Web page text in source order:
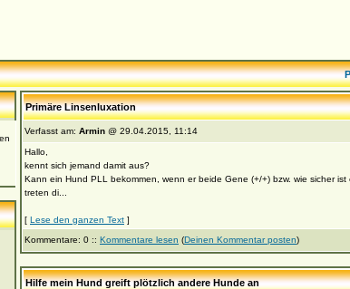
Primäre Linsenluxation
Verfasst am: Armin @ 29.04.2015, 11:14
Hallo,
kennt sich jemand damit aus?
Kann ein Hund PLL bekommen, wenn er beide Gene (+/+) bzw. wie sicher
treten di...
[ Lese den ganzen Text ]
Kommentare: 0 :: Kommentare lesen (Deinen Kommentar posten)
Hilfe mein Hund greift plötzlich andere Hunde an